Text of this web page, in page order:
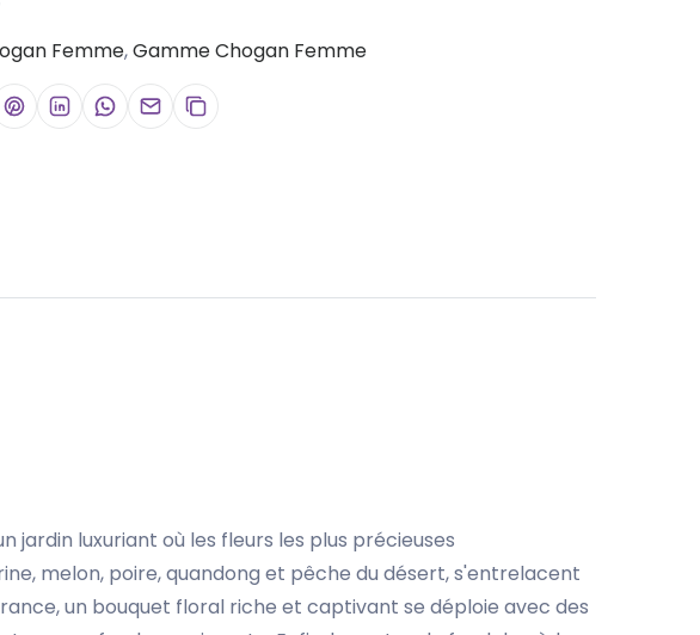
Femme,Gamme Chogan Femme
luxuriant où les fleurs les plus précieuses
melon, poire, quandong et pêche du désert, s'entrelacent
un bouquet floral riche et captivant se déploie avec des